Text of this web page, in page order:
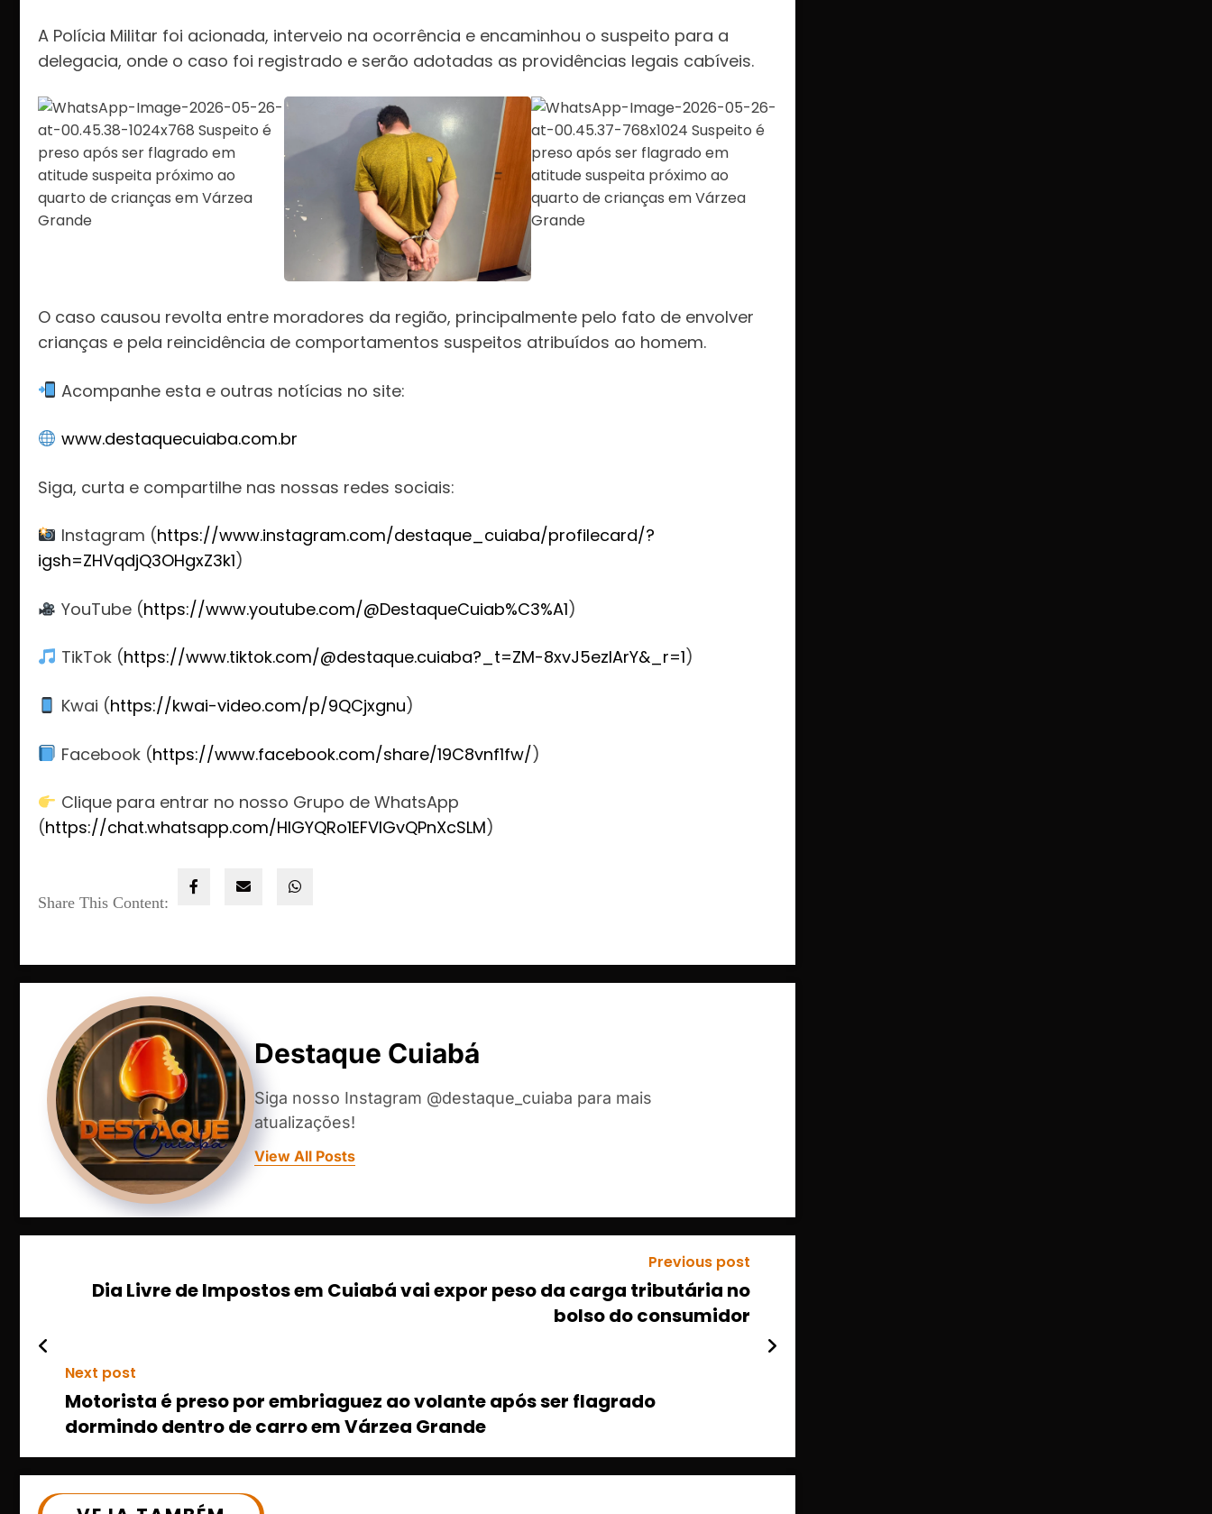
A Polícia Militar foi acionada, interveio na ocorrência e encaminhou o suspeito para a
delegacia, onde o caso foi registrado e serão adotadas as providências legais cabíveis.
O caso causou revolta entre moradores da região, principalmente pelo fato de envolver
crianças e pela reincidência de comportamentos suspeitos atribuídos ao homem.
Acompanhe esta e outras notícias no site:
www.destaquecuiaba.com.br
Siga, curta e compartilhe nas nossas redes sociais:
Instagram (https://www.instagram.com/destaque_cuiaba/profilecard/?
igsh=ZHVqdjQ3OHgxZ3k1)
YouTube (https://www.youtube.com/@DestaqueCuiab%C3%A1)
TikTok (https://www.tiktok.com/@destaque.cuiaba?_t=ZM-8xvJ5ezlArY&_r=1)
Kwai (https://kwai-video.com/p/9QCjxgnu)
Facebook (https://www.facebook.com/share/19C8vnf1fw/)
Clique para entrar no nosso Grupo de WhatsApp
(https://chat.whatsapp.com/HlGYQRo1EFVIGvQPnXcSLM)
Share This Content:
Destaque Cuiabá
Siga nosso Instagram @destaque_cuiaba para mais
atualizações!
View All Posts
Previous post
Dia Livre de Impostos em Cuiabá vai expor peso da carga tributária no
bolso do consumidor
Next post
Motorista é preso por embriaguez ao volante após ser flagrado
dormindo dentro de carro em Várzea Grande